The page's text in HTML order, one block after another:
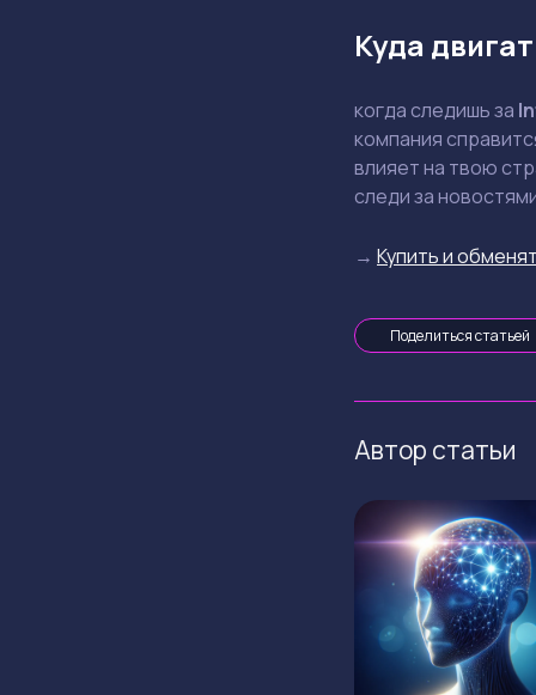
Куда
когда следишь за
компания
влияет на твою
следи за
→ Купить и
Поделиться статьей
Автор статьи